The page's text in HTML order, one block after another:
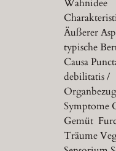
Wahnidee
Äußerer
typische
Causa
debilitatis /
Organbezug
Symptome
Gemüt
Träume